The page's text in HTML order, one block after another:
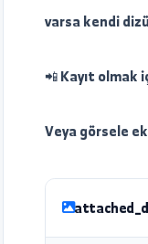
Suriye
Önemli
%75'inden
varsa